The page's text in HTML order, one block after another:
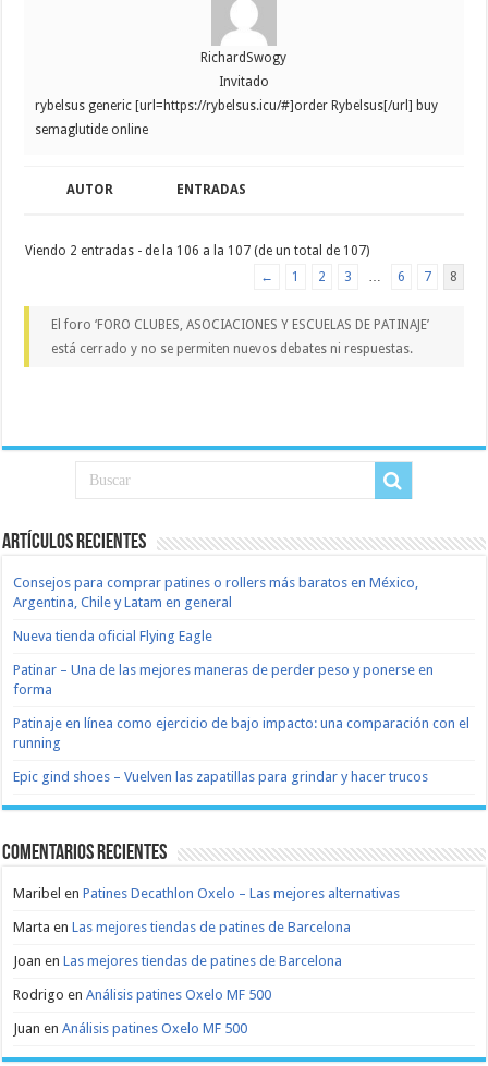
RichardSwogy
Invitado
rybelsus generic [url=https://rybelsus.icu/#]order Rybelsus[/url] buy
semaglutide online
AUTOR ENTRADAS
Viendo 2 entradas - de la 106 a la 107 (de un total de 107)
←
1 2 3 … 6 7 8
El foro ‘FORO CLUBES, ASOCIACIONES Y ESCUELAS DE PATINAJE’
está cerrado y no se permiten nuevos debates ni respuestas.
Artículos recientes
Consejos para comprar patines o rollers más baratos en México,
Argentina, Chile y Latam en general
Nueva tienda oficial Flying Eagle
Patinar – Una de las mejores maneras de perder peso y ponerse en
forma
Patinaje en línea como ejercicio de bajo impacto: una comparación con el
running
Epic gind shoes – Vuelven las zapatillas para grindar y hacer trucos
Comentarios recientes
Maribel enPatines Decathlon Oxelo – Las mejores alternativas
Marta enLas mejores tiendas de patines de Barcelona
Joan enLas mejores tiendas de patines de Barcelona
Rodrigo enAnálisis patines Oxelo MF 500
Juan enAnálisis patines Oxelo MF 500